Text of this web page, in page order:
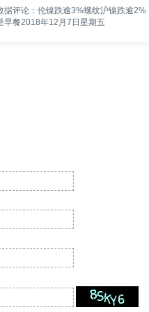
据评论：伦镍跌逾3%螺纹沪镍跌逾
早餐2018年12月7日星期五